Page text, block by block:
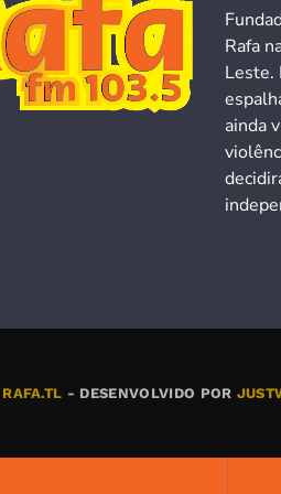
Rafa
Leste.
ainda
RAFA.TL - DESENVOLVIDO POR